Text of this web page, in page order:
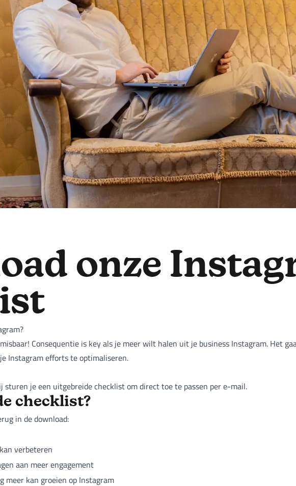
onze
Consequentie is key als je meer wilt halen uit je business Instagram. Het
Instagram efforts te optimaliseren.
sturen je een uitgebreide checklist om direct toe te passen per e-mail.
checklist?
in de download:
verbeteren
aan meer engagement
meer kan groeien op Instagram